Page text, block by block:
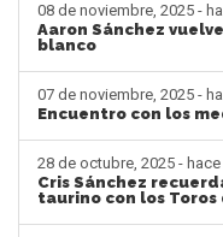
08 de noviembre, 2025 -
Aaron Sánchez
blanco
07 de noviembre, 2025 -
Encuentro con los
28 de octubre, 2025 - hace
Cris Sánchez
taurino con los Toros